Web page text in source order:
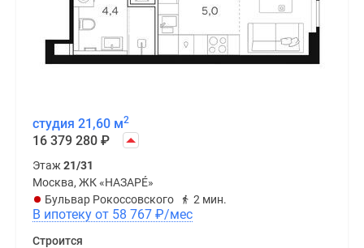
студия 21,60 м2
16 379 280 ₽
Этаж 21/31
Москва, ЖК «НАЗАРÉ»
Бульвар Рокоссовского
2 мин.
В ипотеку от 58 767 ₽/мес
Строится